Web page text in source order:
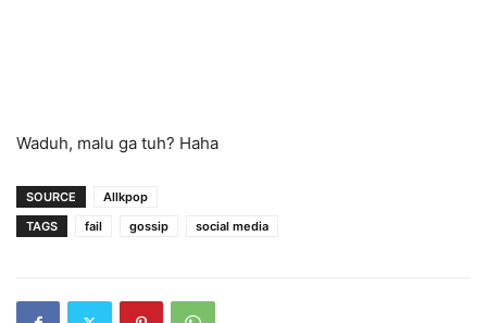
Waduh, malu ga tuh? Haha
SOURCE
Allkpop
TAGS
fail gossip social media